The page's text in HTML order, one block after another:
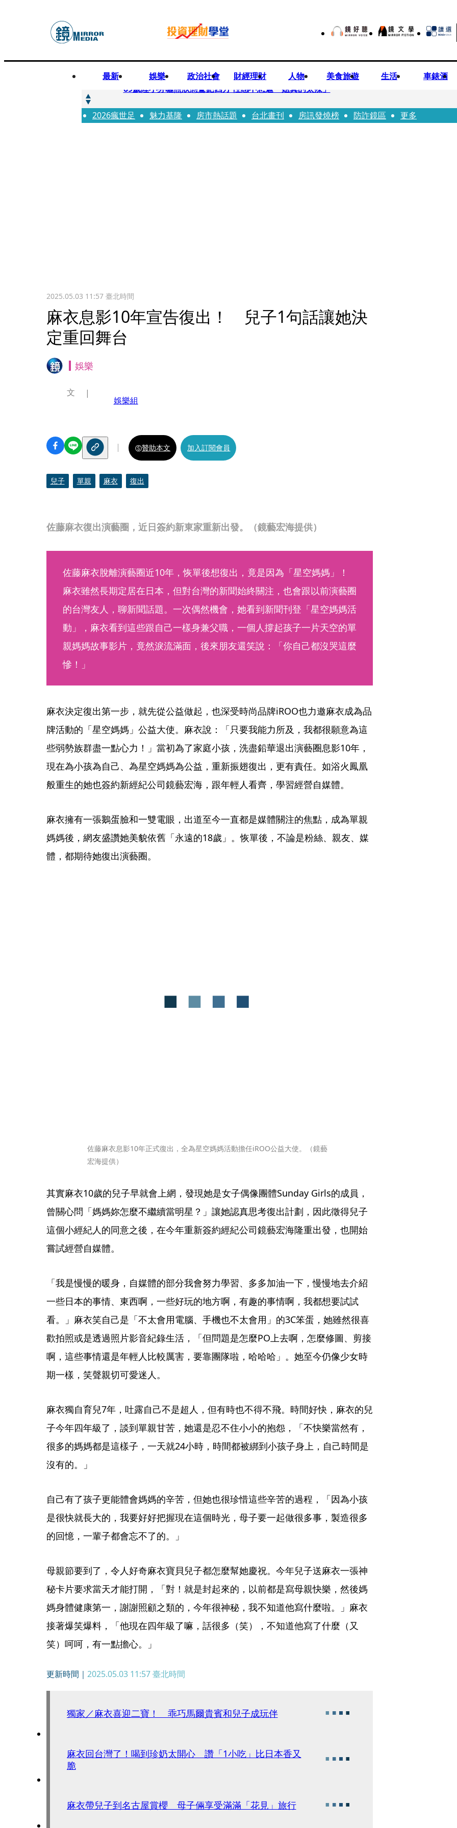
最新 娛樂 政治社會 財經理財 人物 美食旅遊 生活 車錶酒
快訊
69歲陸小芬曬照狀態驚艷四方 性感不想遮「姐真的太辣」
快訊
不動產放款風險遽增 金管會嚴控金檢地政士揪出多起違規
2026瘋世足 魅力基隆 房市熱話題 台北畫刊 房訊發燒榜 防詐鏡區 更多
2025.05.03 11:57臺北時間
麻衣息影10年宣告復出！ 兒子1句話讓她決
定重回舞台
娛樂
佐藤麻衣復出演藝圈，近日簽約新東家重新出發。（鏡藝宏海提供）
文
娛樂組
贊助本文 加入訂閱會員
兒子 單親 麻衣 復出
佐藤麻衣脫離演藝圈近10年，恢單後想復出，竟是因為「星空媽媽」！
麻衣雖然長期定居在日本，但對台灣的新聞始終關注，也會跟以前演藝圈
的台灣友人，聊新聞話題。一次偶然機會，她看到新聞刊登「星空媽媽活
動」，麻衣看到這些跟自己一樣身兼父職，一個人撐起孩子一片天空的單
親媽媽故事影片，竟然淚流滿面，後來朋友還笑說：「你自己都沒哭這麼
慘！」
麻衣決定復出第一步，就先從公益做起，也深受時尚品牌iROO也力邀麻衣成為品
牌活動的「星空媽媽」公益大使。麻衣說：「只要我能力所及，我都很願意為這
些弱勢族群盡一點心力！」當初為了家庭小孩，洗盡鉛華退出演藝圈息影10年，
現在為小孩為自己、為星空媽媽為公益，重新振翅復出，更有責任。如浴火鳳凰
般重生的她也簽約新經紀公司鏡藝宏海，跟年輕人看齊，學習經營自媒體。
麻衣擁有一張鵝蛋臉和一雙電眼，出道至今一直都是媒體關注的焦點，成為單親
媽媽後，網友盛讚她美貌依舊「永遠的18歲」。恢單後，不論是粉絲、親友、媒
體，都期待她復出演藝圈。
佐藤麻衣息影10年正式復出，全為星空媽媽活動擔任iROO公益大使。（鏡藝
宏海提供）
其實麻衣10歲的兒子早就會上網，發現她是女子偶像團體Sunday Girls的成員，
曾關心問「媽媽妳怎麼不繼續當明星？」讓她認真思考復出計劃，因此徵得兒子
這個小經紀人的同意之後，在今年重新簽約經紀公司鏡藝宏海隆重出發，也開始
嘗試經營自媒體。
「我是慢慢的暖身，自媒體的部分我會努力學習、多多加油一下，慢慢地去介紹
一些日本的事情、東西啊，一些好玩的地方啊，有趣的事情啊，我都想要試試
看。」麻衣笑自己是「不太會用電腦、手機也不太會用」的3C笨蛋，她雖然很喜
歡拍照或是透過照片影音紀錄生活，「但問題是怎麼PO上去啊，怎麼修圖、剪接
啊，這些事情還是年輕人比較厲害，要靠團隊啦，哈哈哈」。她至今仍像少女時
期一樣，笑聲親切可愛迷人。
麻衣獨自育兒7年，吐露自己不是超人，但有時也不得不飛。時間好快，麻衣的兒
子今年四年級了，談到單親甘苦，她還是忍不住小小的抱怨，「不快樂當然有，
很多的媽媽都是這樣子，一天就24小時，時間都被綁到小孩子身上，自己時間是
沒有的。」
自己有了孩子更能體會媽媽的辛苦，但她也很珍惜這些辛苦的過程，「因為小孩
是很快就長大的，我要好好把握現在這個時光，母子要一起做很多事，製造很多
的回憶，一輩子都會忘不了的。」
母親節要到了，令人好奇麻衣寶貝兒子都怎麼幫她慶祝。今年兒子送麻衣一張神
秘卡片要求當天才能打開，「對！就是封起來的，以前都是寫母親快樂，然後媽
媽身體健康第一，謝謝照顧之類的，今年很神秘，我不知道他寫什麼啦。」麻衣
接著爆笑爆料，「他現在四年級了嘛，話很多（笑），不知道他寫了什麼（又
笑）呵呵，有一點擔心。」
更新時間｜ 2025.05.03 11:57臺北時間
獨家／麻衣喜迎二寶！ 乖巧馬爾貴賓和兒子成玩伴
麻衣回台灣了！喝到珍奶太開心 讚「1小吃」比日本香又
脆
麻衣帶兒子到名古屋賞櫻 母子倆享受滿滿「花見」旅行